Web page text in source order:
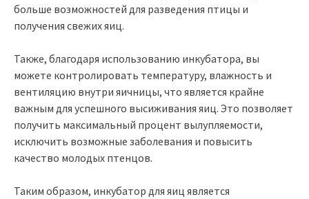
больше возможностей для разведения птицы и
получения свежих яиц.
Также, благодаря использованию инкубатора, вы
можете контролировать температуру, влажность и
вентиляцию внутри яичницы, что является крайне
важным для успешного высиживания яиц. Это позволяет
получить максимальный процент вылупляемости,
исключить возможные заболевания и повысить
качество молодых птенцов.
Таким образом, инкубатор для яиц является